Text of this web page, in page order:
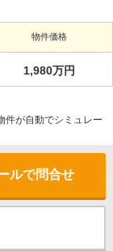
物件価格
1,980万円
件が自動でシミュレー
ルで問合せ